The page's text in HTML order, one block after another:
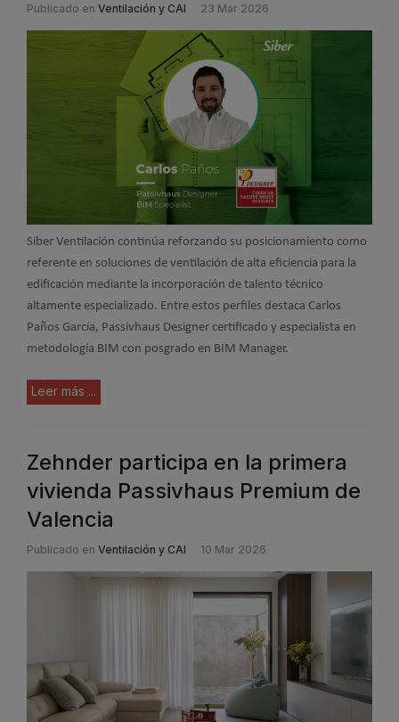
Publicado en Ventilación y CAI 23 Mar 2026
Siber Ventilación continúa reforzando su posicionamiento como
referente en soluciones de ventilación de alta eficiencia para la
edificación mediante la incorporación de talento técnico
altamente especializado. Entre estos perfiles destaca Carlos
Paños García, Passivhaus Designer certificado y especialista en
metodología BIM con posgrado en BIM Manager.
Leer más ...
Zehnder participa en la primera
vivienda Passivhaus Premium de
Valencia
Publicado en Ventilación y CAI 10 Mar 2026